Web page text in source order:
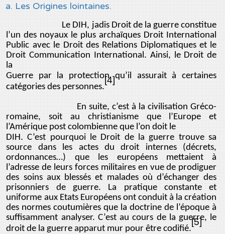
a. Les Origines lointaines.
Le DIH, jadis Droit de la guerre constitue
l’un des noyaux le plus archaïques Droit International
Public avec le Droit des Relations Diplomatiques et le
Droit Communication International. Ainsi, le Droit de
la
Guerre par la protection qu’il assurait à certaines
catégories des personnes.
[4]
En suite, c’est à la civilisation Gréco-
romaine, soit au christianisme que l’Europe et
l’Amérique post colombienne que l’on doit le
DIH. C’est pourquoi le Droit de la guerre trouve sa
source dans les actes du droit internes (décrets,
ordonnances…) que les européens mettaient à
l’adresse de leurs forces militaires en vue de prodiguer
des soins aux blessés et malades où d’échanger des
prisonniers de guerre. La pratique constante et
uniforme aux Etats Européens ont conduit à la création
des normes coutumières que la doctrine de l’époque à
suffisamment analyser. C’est au cours de la guerre, le
droit de la guerre apparut mur pour être codifié.
[5]